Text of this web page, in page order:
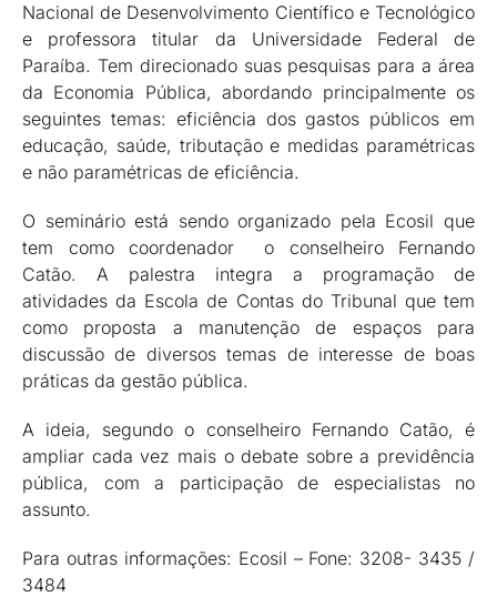
Nacional de Desenvolvimento Científico e Tecnológico
e professora titular da Universidade Federal de
Paraíba. Tem direcionado suas pesquisas para a área
da Economia Pública, abordando principalmente os
seguintes temas: eficiência dos gastos públicos em
educação, saúde, tributação e medidas paramétricas
e não paramétricas de eficiência.
O seminário está sendo organizado pela Ecosil que
tem como coordenador o conselheiro Fernando
Catão. A palestra integra a programação de
atividades da Escola de Contas do Tribunal que tem
como proposta a manutenção de espaços para
discussão de diversos temas de interesse de boas
práticas da gestão pública.
A ideia, segundo o conselheiro Fernando Catão, é
ampliar cada vez mais o debate sobre a previdência
pública, com a participação de especialistas no
assunto.
Para outras informações: Ecosil – Fone: 3208- 3435 /
3484